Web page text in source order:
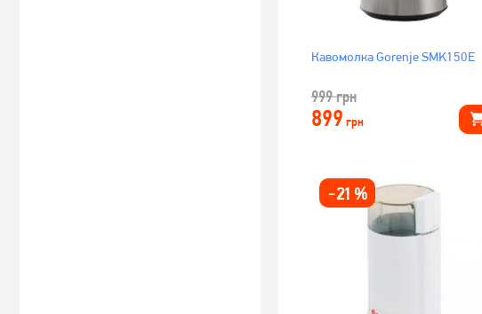
Кавомолка Gorenje SMK150E
999грн
899 грн
-21 %